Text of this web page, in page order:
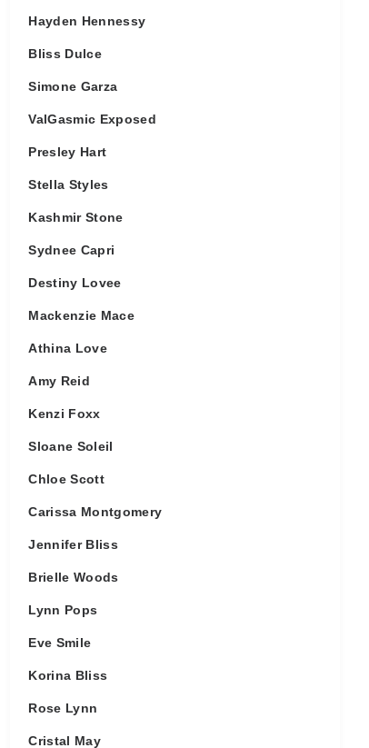
Hayden Hennessy
Bliss Dulce
Simone Garza
ValGasmic Exposed
Presley Hart
Stella Styles
Kashmir Stone
Sydnee Capri
Destiny Lovee
Mackenzie Mace
Athina Love
Amy Reid
Kenzi Foxx
Sloane Soleil
Chloe Scott
Carissa Montgomery
Jennifer Bliss
Brielle Woods
Lynn Pops
Eve Smile
Korina Bliss
Rose Lynn
Cristal May